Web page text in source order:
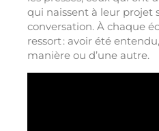
qui naissent à leur projet
conversation. À chaque
ressort : avoir été
manière ou d’une autre.